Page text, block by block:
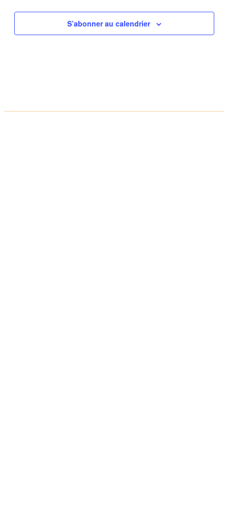
S’abonner au calendrier